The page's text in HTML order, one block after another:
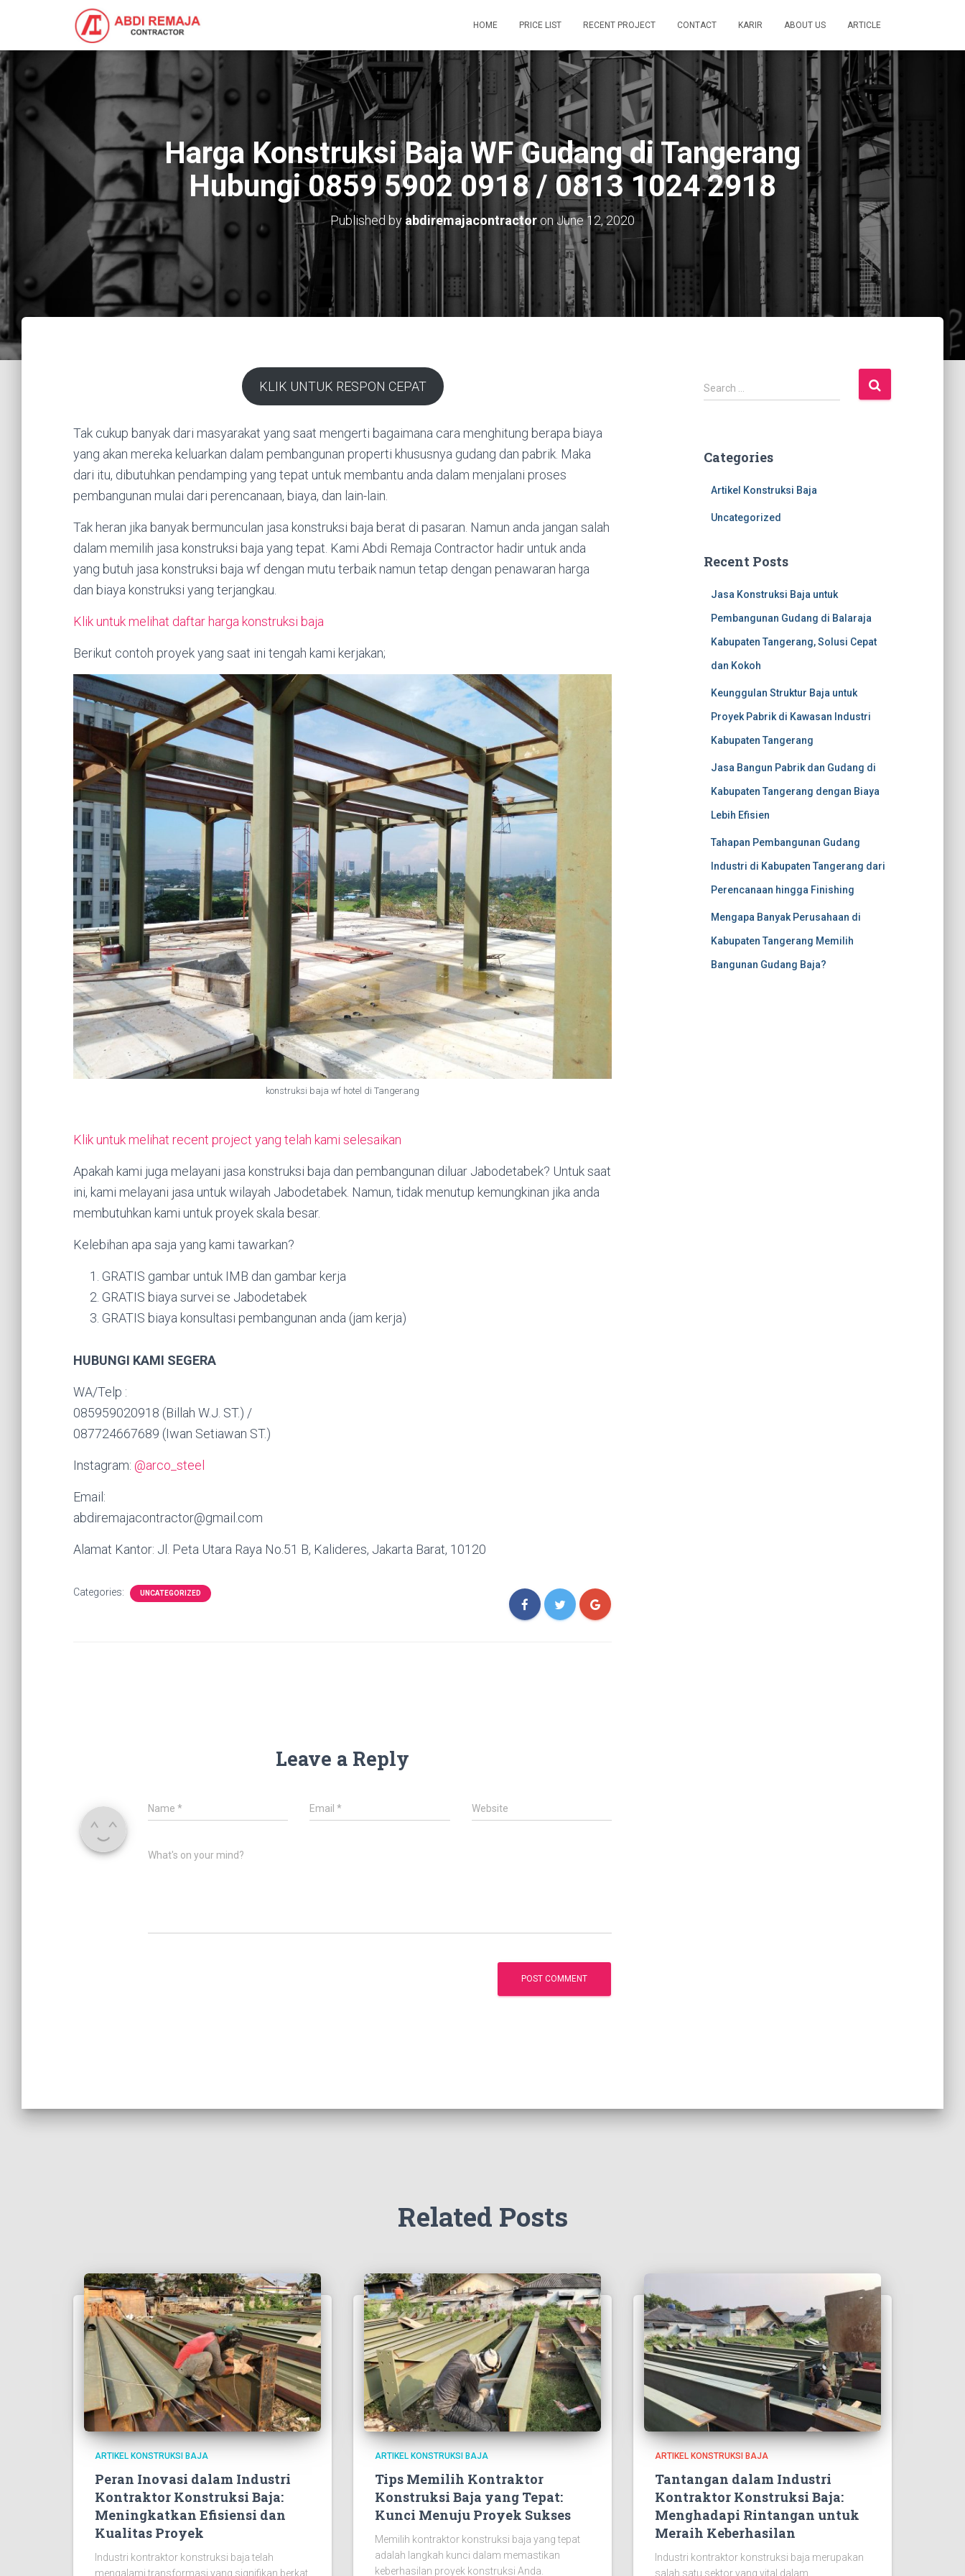
HOME PRICE LIST RECENT PROJECT CONTACT KARIR ABOUT US ARTICLE
Harga Konstruksi Baja WF Gudang di Tangerang
Hubungi 0859 5902 0918 / 0813 1024 2918
Published by abdiremajacontractoronJune 12, 2020
KLIK UNTUK RESPON CEPAT
Tak cukup banyak dari masyarakat yang saat mengerti bagaimana cara menghitung berapa biaya
yang akan mereka keluarkan dalam pembangunan properti khususnya gudang dan pabrik. Maka
dari itu, dibutuhkan pendamping yang tepat untuk membantu anda dalam menjalani proses
pembangunan mulai dari perencanaan, biaya, dan lain-lain.
Tak heran jika banyak bermunculan jasa konstruksi baja berat di pasaran. Namun anda jangan salah
dalam memilih jasa konstruksi baja yang tepat. Kami Abdi Remaja Contractor hadir untuk anda
yang butuh jasa konstruksi baja wf dengan mutu terbaik namun tetap dengan penawaran harga
dan biaya konstruksi yang terjangkau.
Klik untuk melihat daftar harga konstruksi baja
Berikut contoh proyek yang saat ini tengah kami kerjakan;
konstruksi baja wf hotel di Tangerang
Klik untuk melihat recent project yang telah kami selesaikan
Apakah kami juga melayani jasa konstruksi baja dan pembangunan diluar Jabodetabek? Untuk saat
ini, kami melayani jasa untuk wilayah Jabodetabek. Namun, tidak menutup kemungkinan jika anda
membutuhkan kami untuk proyek skala besar.
Kelebihan apa saja yang kami tawarkan?
GRATIS gambar untuk IMB dan gambar kerja
GRATIS biaya survei se Jabodetabek
GRATIS biaya konsultasi pembangunan anda (jam kerja)
HUBUNGI KAMI SEGERA
WA/Telp :
085959020918 (Billah W.J. ST.) /
087724667689 (Iwan Setiawan ST.)
Instagram: @arco_steel
Email:
abdiremajacontractor@gmail.com
Alamat Kantor: Jl. Peta Utara Raya No.51 B, Kalideres, Jakarta Barat, 10120
Categories: UNCATEGORIZED
Leave a Reply
Name * Email* Website
What's on your mind?
S
e
h
Search …
Categories
Artikel Konstruksi Baja
Uncategorized
Recent Posts
Jasa Konstruksi Baja untuk
Pembangunan Gudang di Balaraja
Kabupaten Tangerang, Solusi Cepat
dan Kokoh
Keunggulan Struktur Baja untuk
Proyek Pabrik di Kawasan Industri
Kabupaten Tangerang
Jasa Bangun Pabrik dan Gudang di
Kabupaten Tangerang dengan Biaya
Lebih Efisien
Tahapan Pembangunan Gudang
Industri di Kabupaten Tangerang dari
Perencanaan hingga Finishing
Mengapa Banyak Perusahaan di
Kabupaten Tangerang Memilih
Bangunan Gudang Baja?
Related Posts
ARTIKEL KONSTRUKSI BAJA
Peran Inovasi dalam Industri
Kontraktor Konstruksi Baja:
Meningkatkan Efisiensi dan
Kualitas Proyek
Industri kontraktor konstruksi baja telah
mengalami transformasi yang signifikan berkat
ARTIKEL KONSTRUKSI BAJA
Tips Memilih Kontraktor
Konstruksi Baja yang Tepat:
Kunci Menuju Proyek Sukses
Memilih kontraktor konstruksi baja yang tepat
adalah langkah kunci dalam memastikan
keberhasilan proyek konstruksi Anda.
ARTIKEL KONSTRUKSI BAJA
Tantangan dalam Industri
Kontraktor Konstruksi Baja:
Menghadapi Rintangan untuk
Meraih Keberhasilan
Industri kontraktor konstruksi baja merupakan
salah satu sektor yang vital dalam